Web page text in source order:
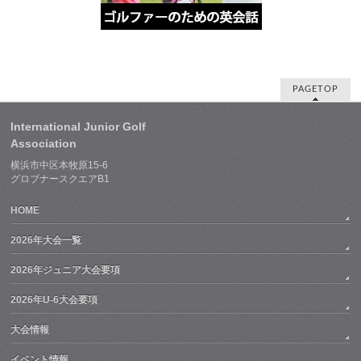
PAGETOP
International Junior Golf
Association
横浜市中区本牧原15-6
グロブナースクエアB1
HOME
2026年大会一覧
2026年ジュニア大会要項
2026年U-6大会要項
大会情報